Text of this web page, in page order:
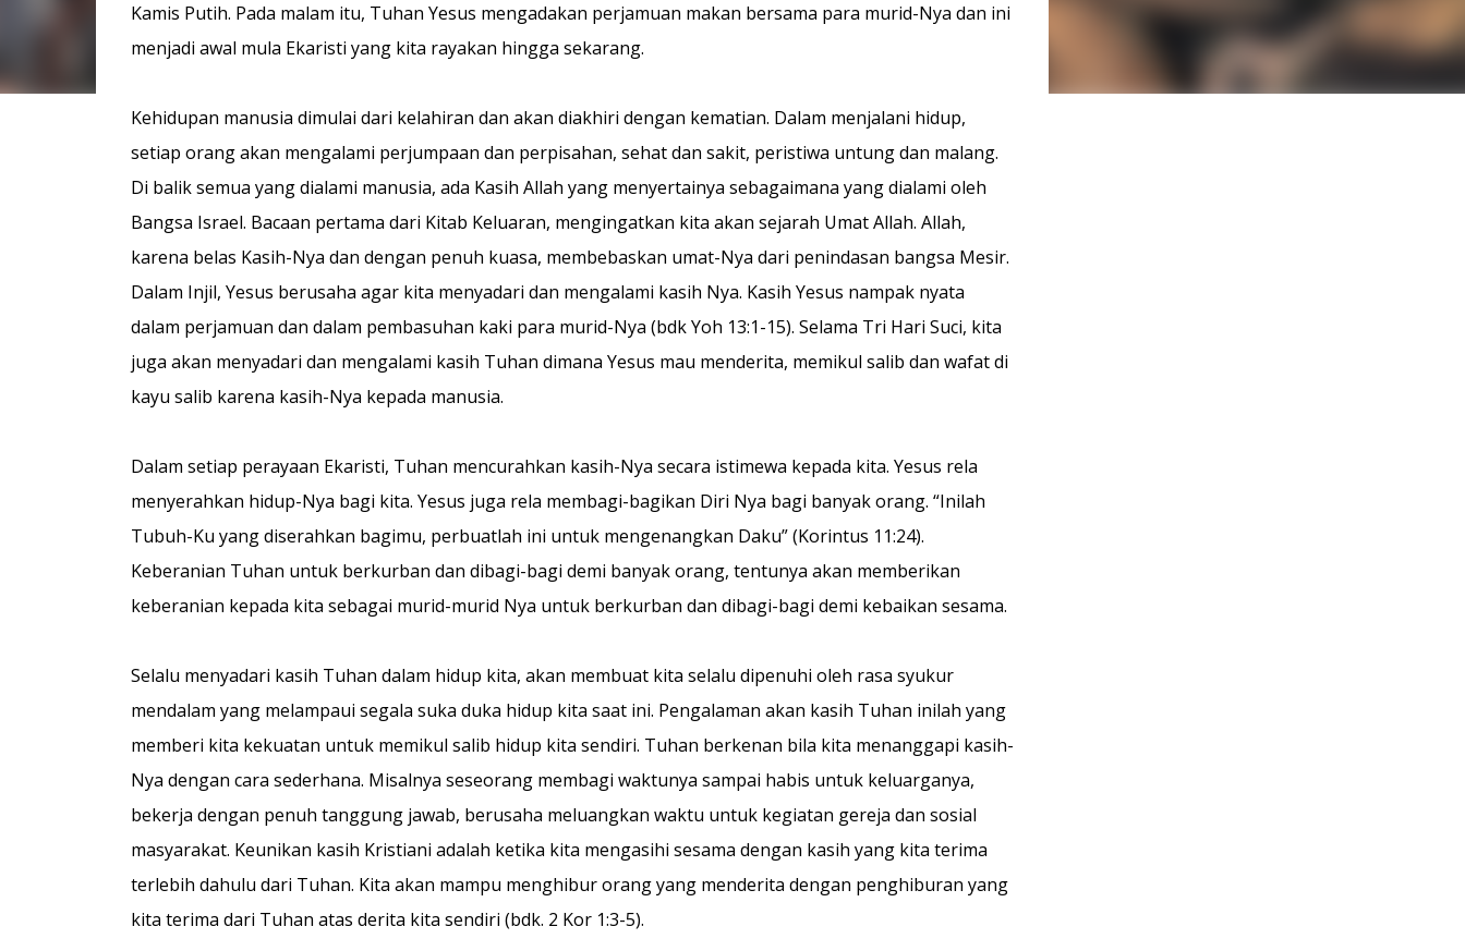
Kamis Putih. Pada malam itu, Tuhan Yesus mengadakan perjamuan makan bersama para murid-Nya dan ini
menjadi awal mula Ekaristi yang kita rayakan hingga sekarang.
Kehidupan manusia dimulai dari kelahiran dan akan diakhiri dengan kematian. Dalam menjalani hidup,
setiap orang akan mengalami perjumpaan dan perpisahan, sehat dan sakit, peristiwa untung dan malang.
Di balik semua yang dialami manusia, ada Kasih Allah yang menyertainya sebagaimana yang dialami oleh
Bangsa Israel. Bacaan pertama dari Kitab Keluaran, mengingatkan kita akan sejarah Umat Allah. Allah,
karena belas Kasih-Nya dan dengan penuh kuasa, membebaskan umat-Nya dari penindasan bangsa Mesir.
Dalam Injil, Yesus berusaha agar kita menyadari dan mengalami kasih Nya. Kasih Yesus nampak nyata
dalam perjamuan dan dalam pembasuhan kaki para murid-Nya (bdk Yoh 13:1-15). Selama Tri Hari Suci, kita
juga akan menyadari dan mengalami kasih Tuhan dimana Yesus mau menderita, memikul salib dan wafat di
kayu salib karena kasih-Nya kepada manusia.
Dalam setiap perayaan Ekaristi, Tuhan mencurahkan kasih-Nya secara istimewa kepada kita. Yesus rela
menyerahkan hidup-Nya bagi kita. Yesus juga rela membagi-bagikan Diri Nya bagi banyak orang. “Inilah
Tubuh-Ku yang diserahkan bagimu, perbuatlah ini untuk mengenangkan Daku” (Korintus 11:24).
Keberanian Tuhan untuk berkurban dan dibagi-bagi demi banyak orang, tentunya akan memberikan
keberanian kepada kita sebagai murid-murid Nya untuk berkurban dan dibagi-bagi demi kebaikan sesama.
Selalu menyadari kasih Tuhan dalam hidup kita, akan membuat kita selalu dipenuhi oleh rasa syukur
mendalam yang melampaui segala suka duka hidup kita saat ini. Pengalaman akan kasih Tuhan inilah yang
memberi kita kekuatan untuk memikul salib hidup kita sendiri. Tuhan berkenan bila kita menanggapi kasih-
Nya dengan cara sederhana. Misalnya seseorang membagi waktunya sampai habis untuk keluarganya,
bekerja dengan penuh tanggung jawab, berusaha meluangkan waktu untuk kegiatan gereja dan sosial
masyarakat. Keunikan kasih Kristiani adalah ketika kita mengasihi sesama dengan kasih yang kita terima
terlebih dahulu dari Tuhan. Kita akan mampu menghibur orang yang menderita dengan penghiburan yang
kita terima dari Tuhan atas derita kita sendiri (bdk. 2 Kor 1:3-5).